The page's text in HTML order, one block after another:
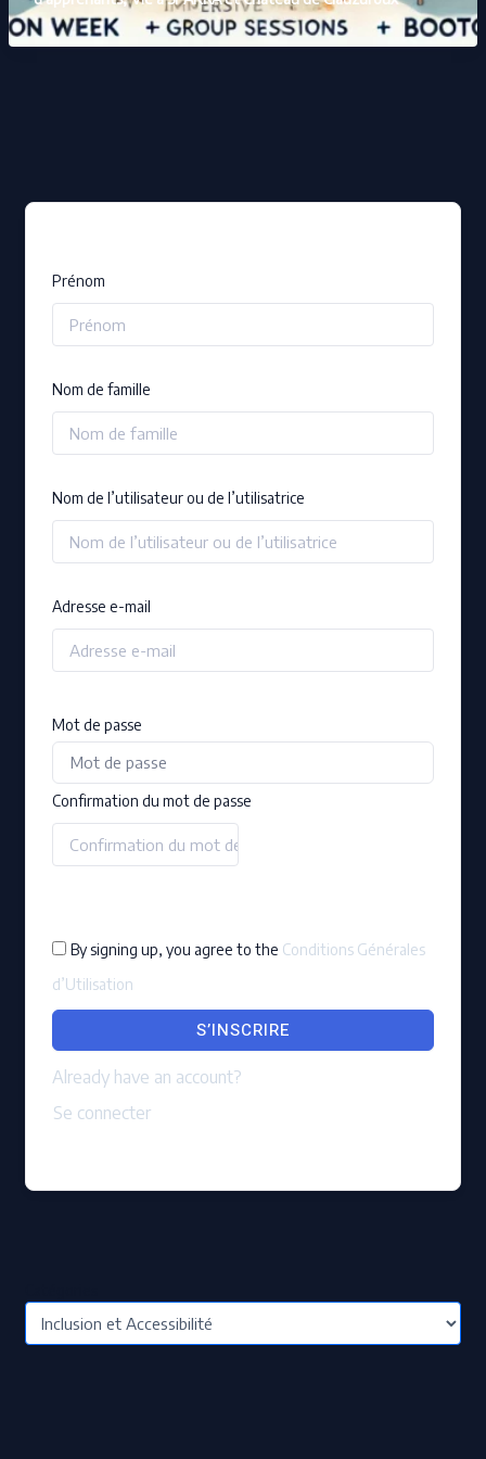
Prénom
Nom de famille
Nom de l’utilisateur ou de l’utilisatrice
Adresse e-mail
Mot de passe
Confirmation du mot de passe
By signing up, you agree to the Conditions Générales
d’Utilisation
S’INSCRIRE
Already have an account?
Se connecter